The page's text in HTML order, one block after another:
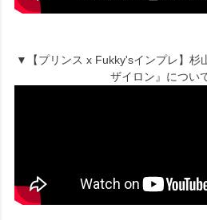
▼【プリンス x Fukky'sインプレ】杉
ザイロン』につい